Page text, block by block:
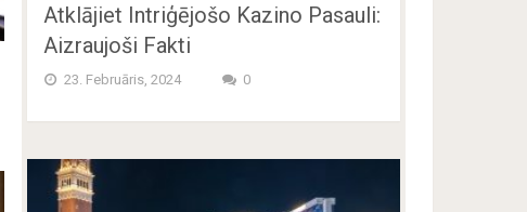
Atklājiet Intriģējošo Kazino Pasauli:
Aizraujoši Fakti
23. Februāris, 2024 0